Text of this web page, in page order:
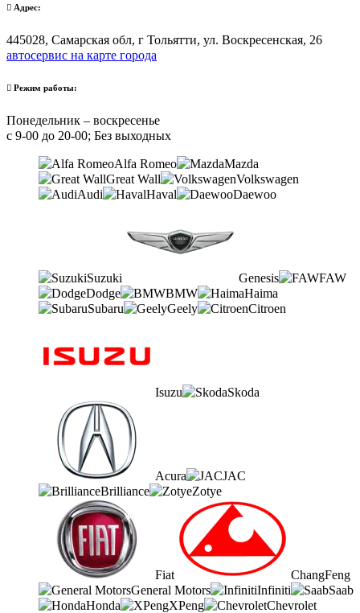
Адрес:
445028, Самарская обл, г Тольятти, ул. Воскресенская, 26
автосервис на карте города
Режим работы:
Понедельник – воскресенье
с 9-00 до 20-00; Без выходных
Alfa Romeo
Mazda
Great Wall
Volkswagen
Audi
Haval Daewoo
Suzuki Genesis
FAW
Dodge
BMW
Haima
Subaru
Geely Citroen
Isuzu Skoda
Acura
JAC
Brilliance
Zotye
Fiat
ChangFeng
General Motors
Infiniti
Saab
Honda
XPeng Chevrolet